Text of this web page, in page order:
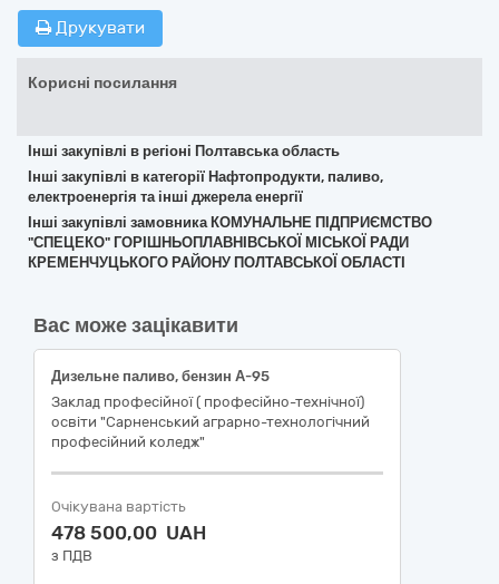
Друкувати
Корисні посилання
Інші закупівлі в регіоні Полтавська область
Інші закупівлі в категорії Нафтопродукти, паливо,
електроенергія та інші джерела енергії
Інші закупівлі замовника КОМУНАЛЬНЕ ПІДПРИЄМСТВО
"СПЕЦЕКО" ГОРІШНЬОПЛАВНІВСЬКОЇ МІСЬКОЇ РАДИ
КРЕМЕНЧУЦЬКОГО РАЙОНУ ПОЛТАВСЬКОЇ ОБЛАСТІ
Вас може зацікавити
Дизельне паливо, бензин А-95
Заклад професійної ( професійно-технічної)
освіти "Сарненський аграрно-технологічний
професійний коледж"
Очікувана вартість
478 500,00 UAH
з ПДВ